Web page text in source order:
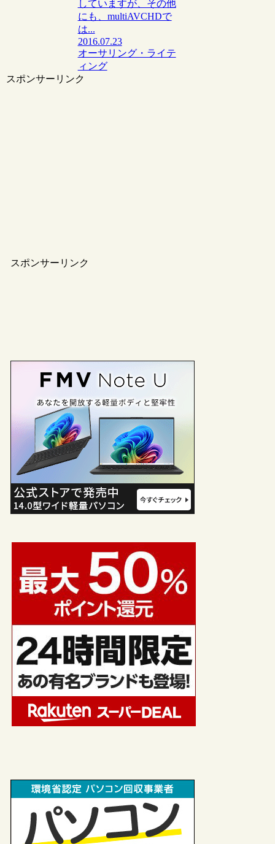
していますが、その他
にも、multiAVCHDで
は...
2016.07.23
オーサリング・ライテ
ィング
スポンサーリンク
スポンサーリンク